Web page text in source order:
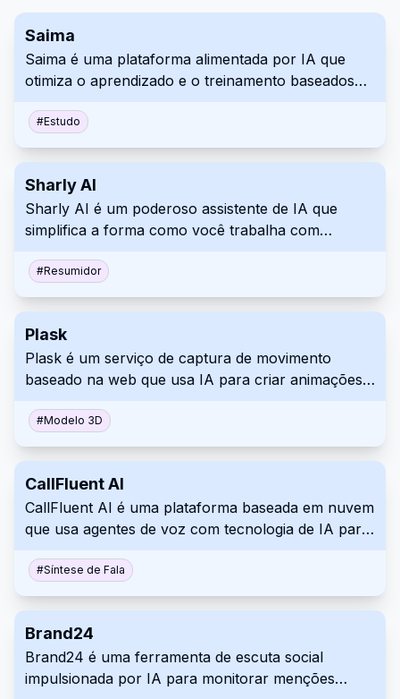
Saima
Saima é uma plataforma alimentada por IA que
otimiza o aprendizado e o treinamento baseados
anotações e ferramentas colaborativas,
integrando-se perfeitamente aos sistemas de
Saima para melhorar o aprendizado, aprimorar a
otimização de vídeo educacional, aumentar a
compreensão e a retenção em qualquer contexto
#Estudo
Sharly AI
Sharly AI é um poderoso assistente de IA que
simplifica a forma como você trabalha com
abrangente, perguntas e respostas e análise para
simplificar a pesquisa, acelerar a tomada de
#Resumidor
Plask
Plask é um serviço de captura de movimento
baseado na web que usa IA para criar animações
plataforma acessível para criar animações usando
imagens, que podem ser usadas como criações
navegador.
#Modelo 3D
CallFluent AI
CallFluent AI é uma plataforma baseada em nuvem
que usa agentes de voz com tecnologia de IA para
vozes realistas, semelhantes às humanas, e se
integra a inúmeras plataformas para melhorar a
#Síntese de Fala
Brand24
Brand24 é uma ferramenta de escuta social
impulsionada por IA para monitorar menções